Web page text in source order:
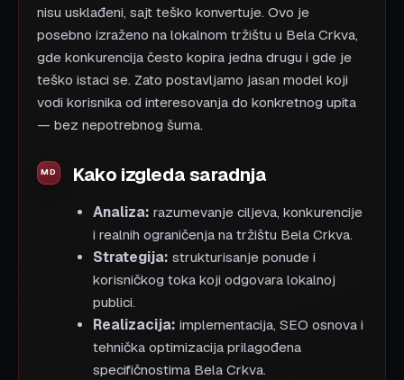
nisu usklađeni, sajt teško konvertuje. Ovo je
posebno izraženo na lokalnom tržištu u Bela Crkva,
gde konkurencija često kopira jedna drugu i gde je
teško istaci se. Zato postavljamo jasan model koji
vodi korisnika od interesovanja do konkretnog upita
— bez nepotrebnog šuma.
Kako izgleda saradnja
Analiza: razumevanje ciljeva, konkurencije
i realnih ograničenja na tržištu Bela Crkva.
Strategija: strukturisanje ponude i
korisničkog toka koji odgovara lokalnoj
publici.
Realizacija: implementacija, SEO osnova i
tehnička optimizacija prilagođena
specifičnostima Bela Crkva.